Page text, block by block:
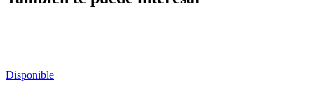
Disponible